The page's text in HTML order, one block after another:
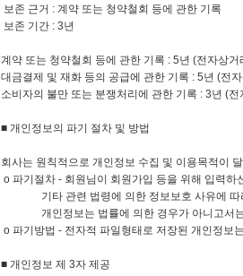
보존 근거 : 계약 또는 청약철회 등에 관한 기록
보존 기간 : 3년
계약 또는 청약철회 등에 관한 기록 : 5년 (전자상
대금결제 및 재화 등의 공급에 관한 기록 : 5년 (전
소비자의 불만 또는 분쟁처리에 관한 기록 : 3년 (
■ 개인정보의 파기 절차 및 방법
회사는 원칙적으로 개인정보 수집 및 이용목적이
ο 파기절차 - 회원님이 회원가입 등을 위해 입력
기타 관련 법령에 의한 정보보호 사유에 따라 (
개인정보는 법률에 의한 경우가 아니고서는
ο 파기방법 - 전자적 파일형태로 저장된 개인정보
■ 개인정보 제 3자 제공